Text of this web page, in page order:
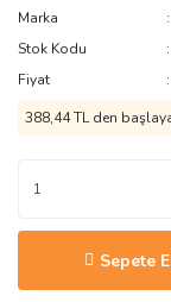
Marka
Stok Kodu
Fiyat
388,44 TL den
Sepete